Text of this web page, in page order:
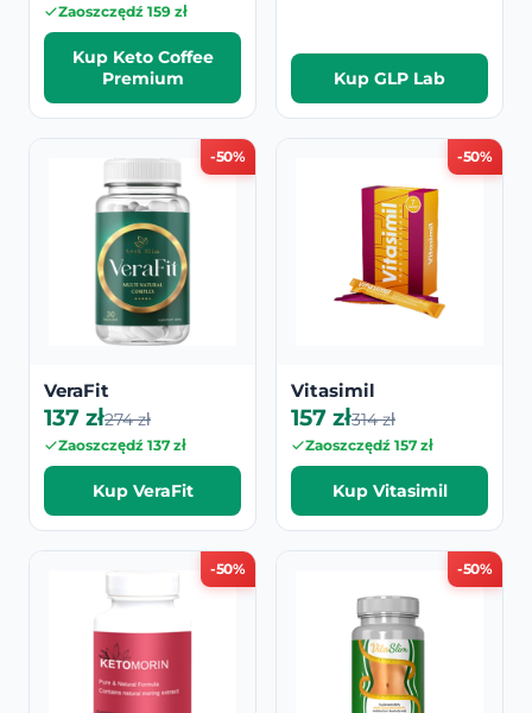
Zaoszczędź 159 zł
Kup Keto Coffee
Premium
Kup GLP Lab
-50%
VeraFit
137 zł274 zł
Zaoszczędź 137 zł
Kup VeraFit
-50%
Vitasimil
157 zł314 zł
Zaoszczędź 157 zł
Kup Vitasimil
-50% -50%